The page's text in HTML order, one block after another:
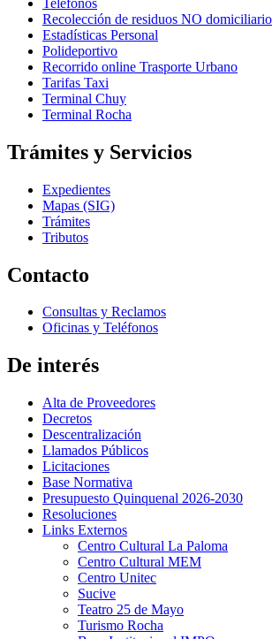
Recolección de residuos NO
Estadísticas Personal
Polideportivo
Recorrido online Trasporte Urbano
Tarifas Taxi
Terminal Chuy
Terminal Rocha
Trámites y Servicios
Expedientes
Mapas (SIG)
Trámites
Tributos
Contacto
Consultas y Reclamos
Oficinas y Teléfonos
De interés
Alta de Proveedores
Decretos
Descentralización
Llamados Públicos
Licitaciones
Base Normativa
Presupuesto Quinquenal 2026-2030
Resoluciones
Links Externos
Centro Cultural La Paloma
Centro Cultural MEM
Centro Unitec
Sucive
Teatro 25 de Mayo
Turismo Rocha